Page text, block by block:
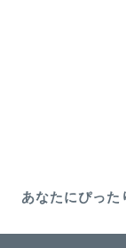
あなたにぴった